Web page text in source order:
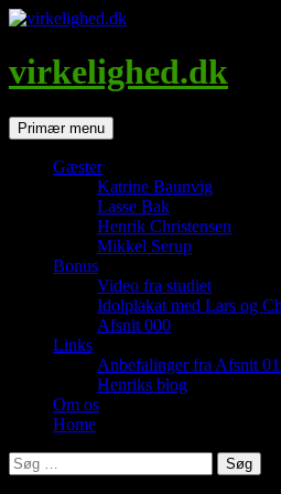
Hop
indhold
virkelighed.dk
SøgPrimær menu
Gæster
Katrine Baunvig
Lasse Bak
Henrik Christensen
Mikkel Serup
Bonus
Video fra studiet
Idolplakat med Lars og
Afsnit 000
Links
Anbefalinger fra Afsnit
Henriks blog
Om os
Home
Søg
efter: